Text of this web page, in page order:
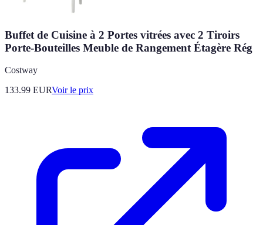
Buffet de Cuisine à 2 Portes vitrées avec 2 Tiroirs
Porte-Bouteilles Meuble de Rangement Étagère Rég
Costway
133.99 EURVoir le prix